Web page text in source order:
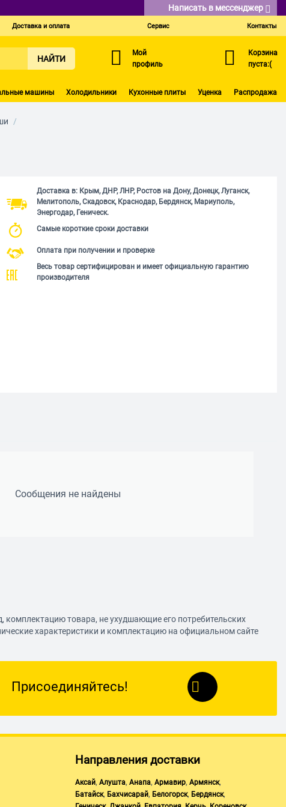
Написать в мессенджер
Доставка и оплата Сервис Контакты
НАЙТИ
Мой
профиль
Корзина
пуста:(
машины Холодильники Кухонные плиты Уценка Распродажа
/
Доставка в: Крым, ДНР, ЛНР, Ростов на Дону, Донецк, Луганск,
Мелитополь, Скадовск, Краснодар, Бердянск, Мариуполь,
Энергодар, Геническ.
Самые короткие сроки доставки
Оплата при получении и проверке
Весь товар сертифицирован и имеет официальную гарантию
производителя
Сообщения не найдены
комплектацию товара, не ухудшающие его потребительских
характеристики и комплектацию на официальном сайте
Присоединяйтесь!
Направления доставки
Аксай, Алушта, Анапа, Армавир, Армянск,
Батайск, Бахчисарай, Белогорск, Бердянск,